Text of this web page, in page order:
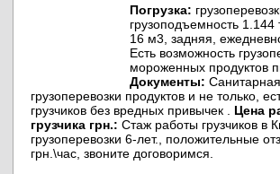
Погрузка:
грузоподъемность 1.144
16 м3, задняя,
Есть возможность
мороженных продуктов
Документы:
грузоперевозки продуктов и не только,
грузчиков без вредных привычек . Цена
грузчика грн.: Стаж работы грузчиков в
грузоперевозки 6-лет., положительные
грн.\час, звоните договоримся.